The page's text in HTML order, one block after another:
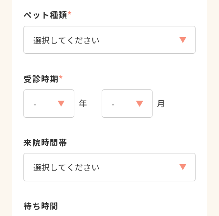
ペット種類*
受診時期*
年 月
来院時間帯
待ち時間